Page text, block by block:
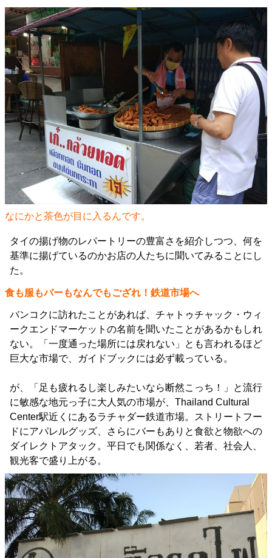
なにかと茶色が目に入るんです。
タイの揚げ物のレパートリーの豊富さを紹介しつつ、何を
基準に揚げているのかお店の人たちに聞いてみることにし
た。
食も服もバーもなんでもござれ！鉄道市場へ
バンコクに訪れたことがあれば、チャトゥチャック・ウィ
ークエンドマーケットの名前を聞いたことがあるかもしれ
ない。「一度通った場所には戻れない」とも言われるほど
巨大な市場で、ガイドブックには必ず載っている。
が、「足も疲れるし楽しみたいなら断然こっち！」と流行
に敏感な地元っ子に大人気の市場が、Thailand Cultural
Center駅近くにあるラチャダー鉄道市場。ストリートフー
ドにアパレルグッズ、さらにバーもありと食欲と物欲への
ダイレクトアタック。平日でも関係なく、若者、社会人、
観光客で盛り上がる。